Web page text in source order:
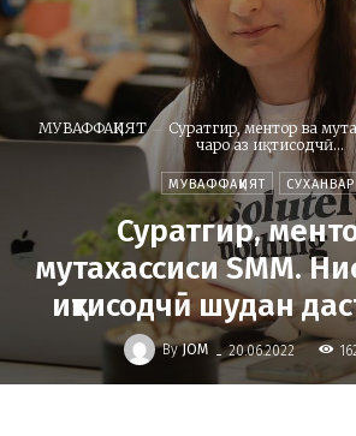
МУВАФФАҚИЯТ
Суратгир, ментор ва
чаро аз иқтисодчӣ...
МУВАФФАҚИЯТ
Суратгир,
мутахассиси SMM.
иқтисодчӣ шудан
By JOM - 20.06.2022